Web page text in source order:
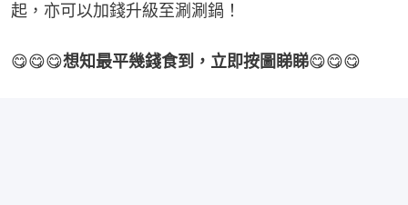
起，亦可以加錢升級至涮涮鍋！
😋😋😋想知最平幾錢食到，立即按圖睇睇😋😋😋